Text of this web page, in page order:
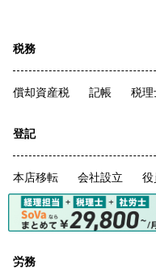
税務
償却資産税 記帳 税理
登記
本店移転 会社設立 役
融資 マイクロ法人
労務